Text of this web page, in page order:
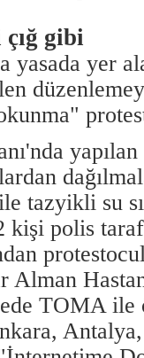
gibi
yer
tazyikli su
kişi polis
Alman
TOMA ile